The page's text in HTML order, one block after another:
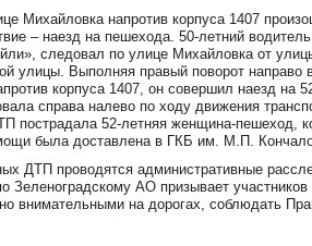
Михайловка напротив корпуса 1407
– наезд на пешехода. 50-летний
следовал по улице Михайловка от
улицы. Выполняя правый поворот направо
корпуса 1407, он совершил наезд на
справа налево по ходу движения
пострадала 52-летняя женщина-пешеход,
была доставлена в ГКБ им. М.П.
ДТП проводятся административные
Зеленоградскому АО призывает участников
внимательными на дорогах, соблюдать